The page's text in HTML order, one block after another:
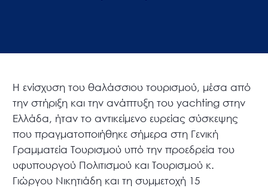
Η ενίσχυση του θαλάσσιου τουρισμού, μέσα από
την στήριξη και την ανάπτυξη του yachting στην
Ελλάδα, ήταν το αντικείμενο ευρείας σύσκεψης
που πραγματοποιήθηκε σήμερα στη Γενική
Γραμματεία Τουρισμού υπό την προεδρεία του
υφυπουργού Πολιτισμού και Τουρισμού κ.
Γιώργου Νικητιάδη και τη συμμετοχή 15